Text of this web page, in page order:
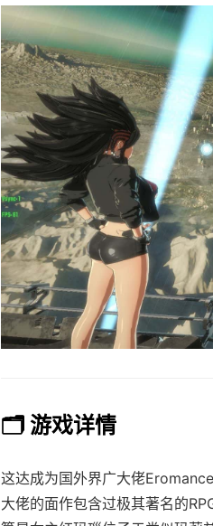
🗂️ 游戏详情
这达成为国外界广大佬
大佬的面作包含过极其著名的